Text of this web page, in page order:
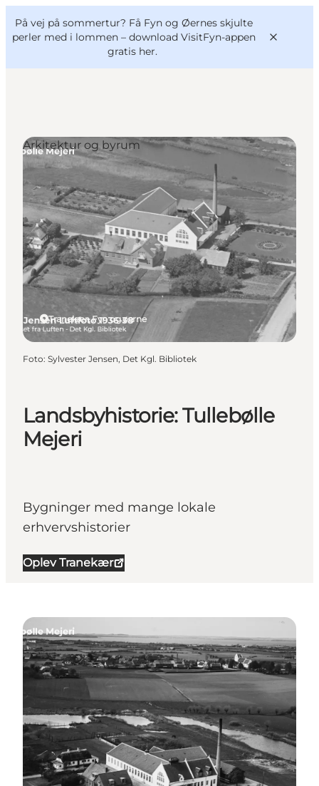
På vej på sommertur? Få Fyn og Øernes skjulte
perler med i lommen – download VisitFyn-appen
gratis her.
Oplevelser
Outdoor
Mad og drikke
Overnatning
Book lokale oplevelser
VisitFyn
Deutsch
Landsbyhistorie: Tullebølle
Mejeri
Bygninger med mange lokale
erhvervshistorier
Oplev Tranekær
Tranekær, Fyn og øerne
Arkitektur og byrum
Foto: Sylvester Jensen, Det Kgl. Bibliotek